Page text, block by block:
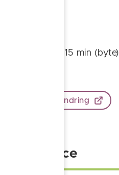
Kollektivtrafik: 115 min (byte)
Föreslå en ändring
Självservice